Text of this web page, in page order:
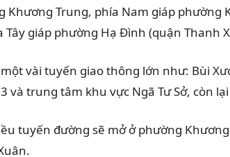
Khương Trung, phía Nam giáp phường
giáp phường Hạ Đình (quận Thanh
vài tuyến giao thông lớn như: Bùi
trung tâm khu vực Ngã Tư Sở, còn
tuyến đường sẽ mở ở phường